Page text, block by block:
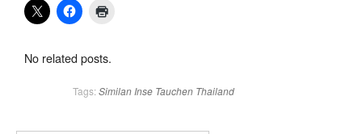
No related posts.
Tags: Similan Inse Tauchen Thailand